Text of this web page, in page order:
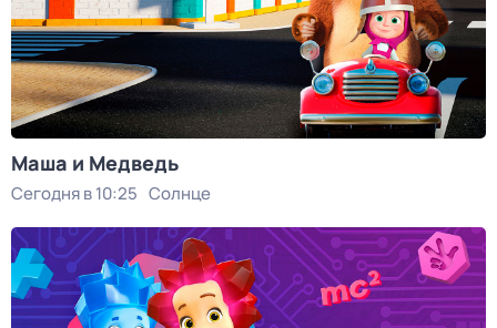
Маша и Медведь
Сегодня в 10:25 Солнце